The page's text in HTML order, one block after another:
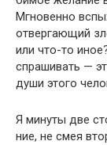
Мгновен­но
отвергающий
или что-то
спрашивать —
души этого
Я минуты две
ние, не смея